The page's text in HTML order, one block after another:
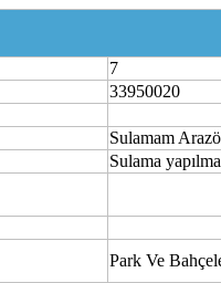
7
33950020
Sulamam
Sulama
Park Ve